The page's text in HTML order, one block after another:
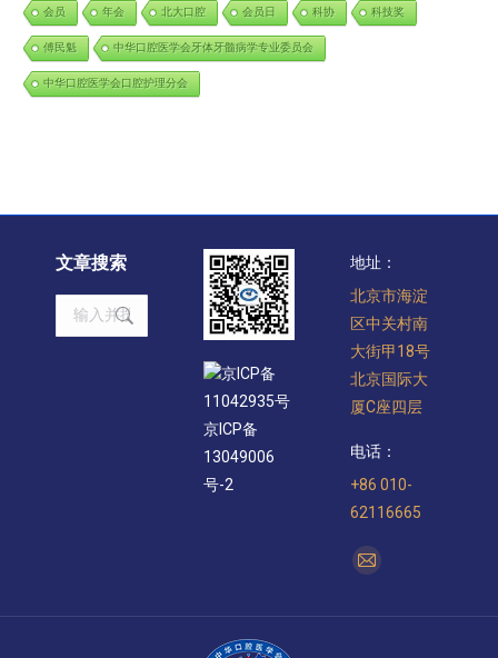
会员 年会 北大口腔 会员日 科协 科技奖
傅民魁 中华口腔医学会牙体牙髓病学专业委员会
中华口腔医学会口腔护理分会
文章搜索
Search:
京ICP备
11042935号
京ICP备
13049006
号-2
地址：
北京市海淀
区中关村南
大街甲18号
北京国际大
厦C座四层
电话：
+86 010-
62116665
找到我们：
Mail